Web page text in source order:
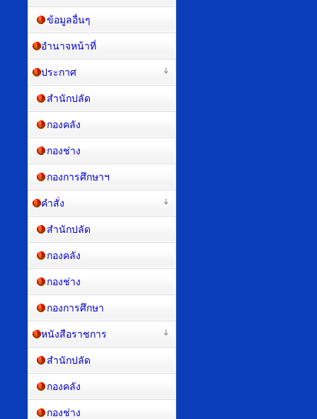
ข้อมูลอื่นๆ
อำนาจหน้าที่
ประกาศ
สำนักปลัด
กองคลัง
กองช่าง
กองการศึกษาฯ
คำสั่ง
สำนักปลัด
กองคลัง
กองช่าง
กองการศึกษา
หนังสือราชการ
สำนักปลัด
กองคลัง
กองช่าง